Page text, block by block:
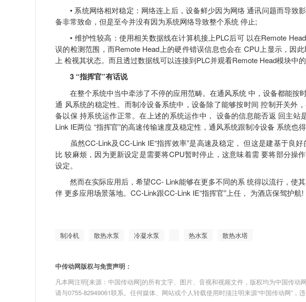
• 系统网络相对稳定：网络连上后，设备鲜少因为网络 通讯问题而导致
备非常致命，但是至今并没有因为系统网络导致整个系统 停止;
• 维护性较高：使用相关数据线在计算机接上PLC后可 以在Remote
误的检测范围，而Remote Head上的硬件错误信息也会在 CPU上显示，因
上 检视其状态。而且透过数据线可以连接到PLC并观看Remote Head模块中
3 “指挥官”有话说
在整个系统中当中牵涉了不停的应用范畴。在通风系统 中，设备都能按
通 风系统的稳定性。而制冷设备系统中，设备除了能够按时间 控制开关外
备以保 持系统运作正常。在上述的系统运作中， 设备的信息能否返 回主站
Link IE两位 “指挥官”的高速传输速度及稳定性，通风系统跟制冷设备 系统也
虽然CC-Link及CC-Link IE“指挥效率”是高速及稳定， 但这是建基于良好
比 较麻烦，因为更新设定是需要将CPU暂时停止，这意味着需 要将部分操
设定。
然而在实际应用后，希望CC- Link能够在更多不同的系 统得以流行，使
伴 更多应用场景落地。CC-Link跟CC-Link IE“指挥官”上任， 为酒店保驾护航!
制冷机 散热水泵 冷凝水泵 热水泵 散热水塔
中传动网版权与免责声明：
凡本网注明[来源：中国传动网]的所有文字、图片、音视和视频文件，版权均为中国传动
请与0755-82949061联系。任何媒体、网站或个人转载使用时须注明来源“中国传动网”，